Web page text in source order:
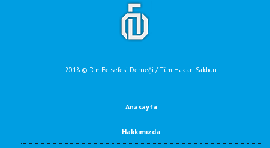
2018 © Din Felsefesi Derneği / Tüm Hakları Saklıdır.
Anasayfa
Hakkımızda